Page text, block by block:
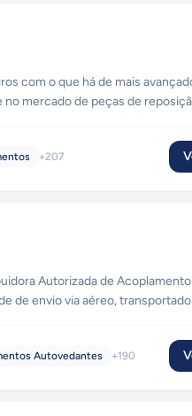
com o que há de mais
mercado de peças de
+207
de envio via aéreo,
Autovedantes +190